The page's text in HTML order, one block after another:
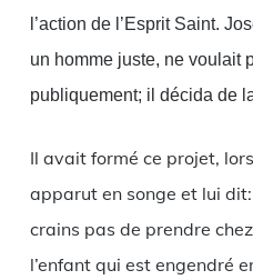
l’action de l’Esprit Saint.
un homme juste, ne voulait
publiquement; il décida de
Il avait formé ce projet,
apparut en songe et lui
crains pas de prendre
l’enfant qui est engendré